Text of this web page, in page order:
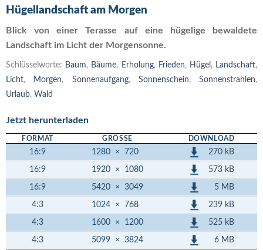
Hügellandschaft am Morgen
Blick von einer Terasse auf eine hügelige bewaldete
Landschaft im Licht der Morgensonne.
Schlüsselworte: Baum, Bäume, Erholung, Frieden, Hügel , Landschaft,
Licht, Morgen, Sonnenaufgang, Sonnenschein, Sonnenstrahlen,
Urlaub, Wald
Jetzt herunterladen
FORMAT GRÖSSE DOWNLOAD
16:9 1280 × 720 270 kB
16:9 1920 × 1080 573 kB
16:9 5420 × 3049 5 MB
4:3 1024 × 768 239 kB
4:3 1600 × 1200 525 kB
4:3 5099 × 3824 6 MB